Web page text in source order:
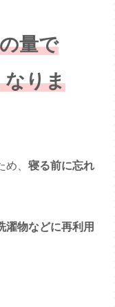
量で
なりま
め、寝る前に忘れ
濯物などに再利用